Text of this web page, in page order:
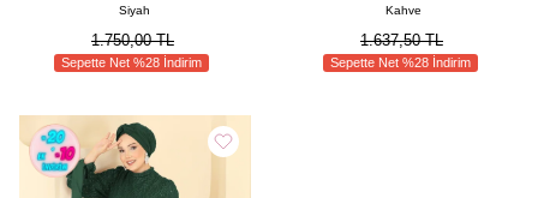
Siyah
1.750,00 TL
Sepette Net %28 İndirim
Kahve
1.637,50 TL
Sepette Net %28 İndirim